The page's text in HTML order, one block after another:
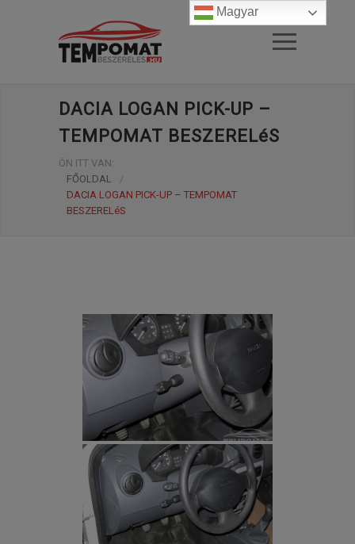
DACIA LOGAN PICK-UP –
TEMPOMAT BESZERELéS
ÖN ITT VAN:
FŐOLDAL
/
DACIA LOGAN PICK-UP – TEMPOMAT
BESZERELéS
Magyar